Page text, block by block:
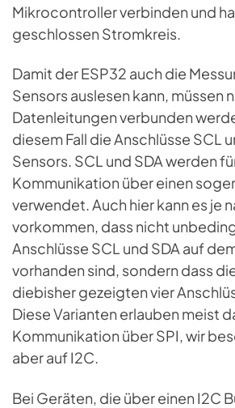
Mikrocontroller verbinden und
geschlossen Stromkreis.
Damit der ESP32 auch die
Sensors auslesen kann, müssen
Datenleitungen verbunden
diesem Fall die Anschlüsse SCL
Sensors. SCL und SDA werden
Kommunikation über einen
verwendet. Auch hier kann es je
vorkommen, dass nicht
Anschlüsse SCL und SDA auf
vorhanden sind, sondern dass
diebisher gezeigten vier
Diese Varianten erlauben meist
Kommunikation über SPI, wir
aber auf I2C.
Bei Geräten, die über einen I2C